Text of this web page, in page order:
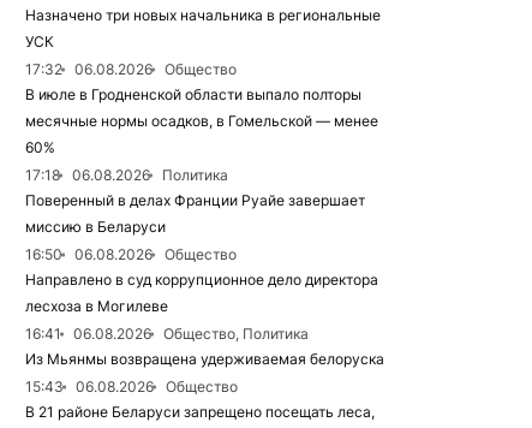
Назначено три новых начальника в региональные
УСК
17:32
06.08.2026
Общество
В июле в Гродненской области выпало полторы
месячные нормы осадков, в Гомельской — менее
60%
17:18
06.08.2026
Политика
Поверенный в делах Франции Руайе завершает
миссию в Беларуси
16:50
06.08.2026
Общество
Направлено в суд коррупционное дело директора
лесхоза в Могилеве
16:41
06.08.2026
Общество, Политика
Из Мьянмы возвращена удерживаемая белоруска
15:43
06.08.2026
Общество
В 21 районе Беларуси запрещено посещать леса,